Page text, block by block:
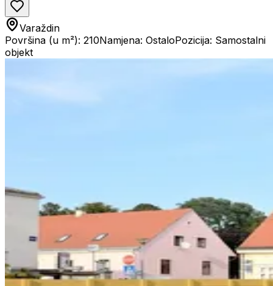
Varaždin
Površina (u m²): 210Namjena: OstaloPozicija: Samostalni
objekt